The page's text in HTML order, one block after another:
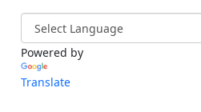
Powered by
Translate